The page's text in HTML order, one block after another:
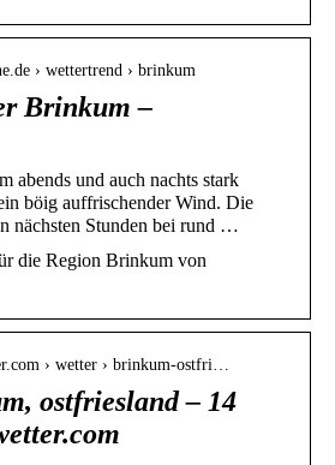
› wettertrend › brinkum
Brinkum –
abends und auch nachts stark
böig auffrischender Wind. Die
nächsten Stunden bei rund …
die Region Brinkum von
› wetter › brinkum-ostfri…
ostfriesland – 14